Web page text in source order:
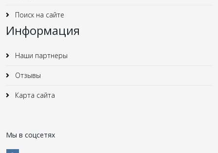
Поиск на сайте
Информация
Наши партнеры
Отзывы
Карта сайта
Мы в соцсетях